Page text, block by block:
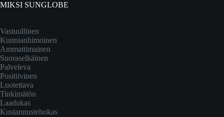
MIKSI SUNGLOBE
Vastuullinen
Kunnianhimoinen
Ammattimainen
Suoraselkäinen
Palveleva
Positiivinen
Luotettava
Tinkimätön
Laadukas
Kustannustehokas